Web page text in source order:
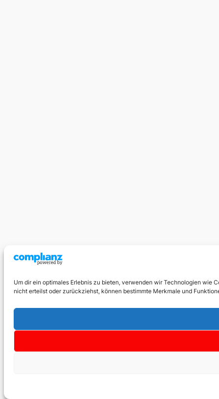
Um dir ein optimales Erlebnis zu bieten, verwenden wir Technologien wie
nicht erteilst oder zurückziehst, können bestimmte Merkmale und